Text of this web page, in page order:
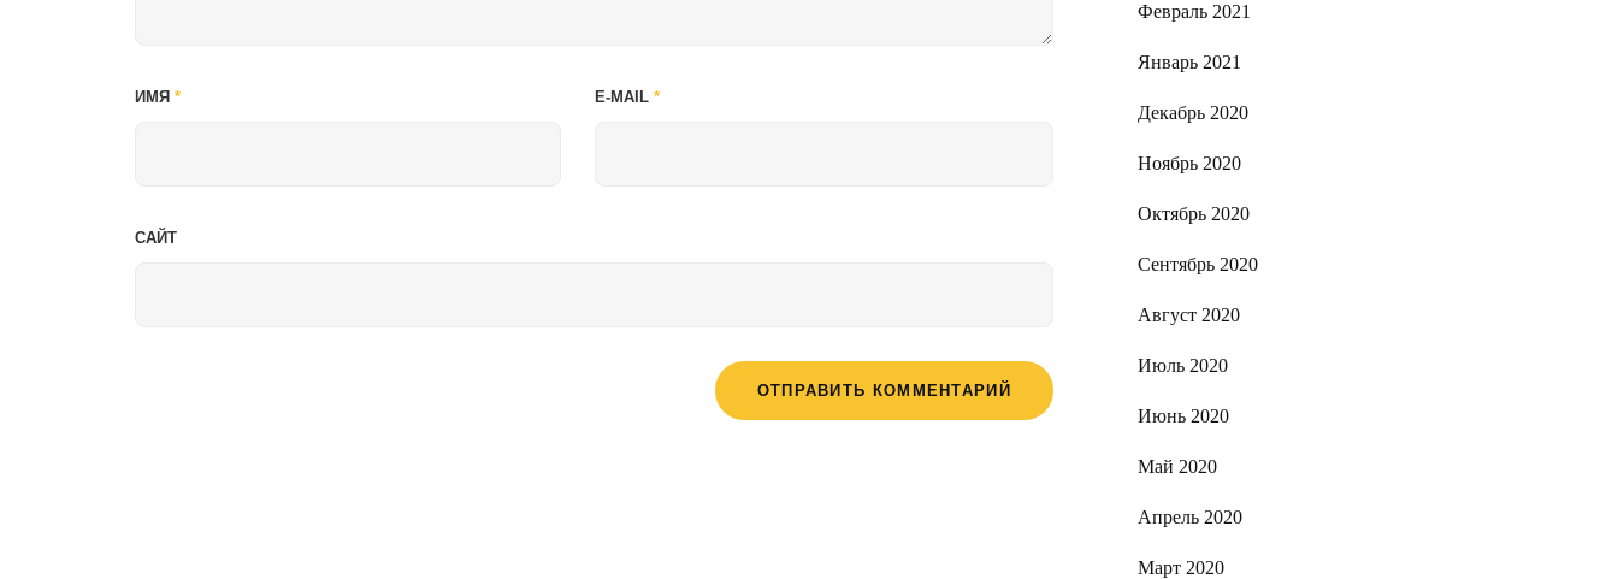
ИМЯ * E-MAIL *
САЙТ
Февраль 2021
Январь 2021
Декабрь 2020
Ноябрь 2020
Октябрь 2020
Сентябрь 2020
Август 2020
Июль 2020
Июнь 2020
Май 2020
Апрель 2020
Март 2020